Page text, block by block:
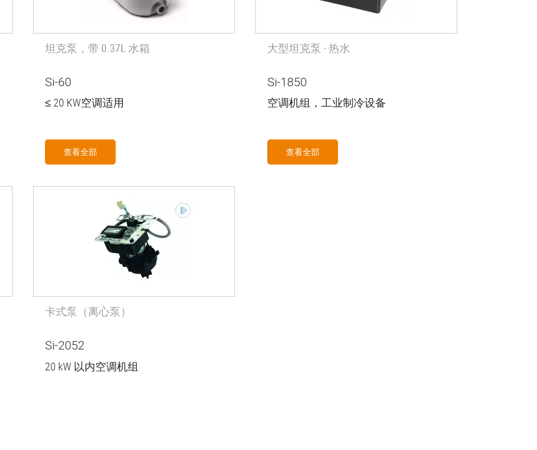
坦克泵，带 0.37L 水箱
Si-60
≤ 20 KW空调适用
查看全部
大型坦克泵 - 热水
Si-1850
空调机组，工业制冷设备
查看全部
卡式泵（离心泵）
Si-2052
20 kW 以内空调机组